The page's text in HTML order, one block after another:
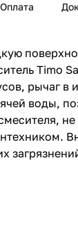
x 1 шт
x 1 шт
x 1 шт
Оплата
Timo
рычаг
воды,